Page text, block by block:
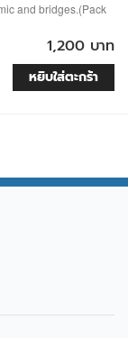
and bridges.(Pack
1,200 บาท
หยิบใส่ตะกร้า